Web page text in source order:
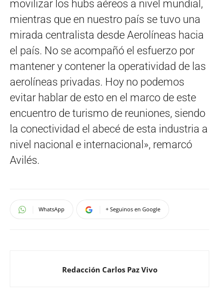
movilizar los hubs aéreos a nivel mundial,
mientras que en nuestro país se tuvo una
mirada centralista desde Aerolíneas hacia
el país. No se acompañó el esfuerzo por
mantener y contener la operatividad de las
aerolíneas privadas. Hoy no podemos
evitar hablar de esto en el marco de este
encuentro de turismo de reuniones, siendo
la conectividad el abecé de esta industria a
nivel nacional e internacional», remarcó
Avilés.
WhatsApp + Seguinos en Google
Redacción Carlos Paz Vivo